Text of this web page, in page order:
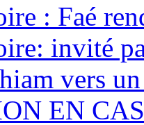
: Faé
invité
vers
EN